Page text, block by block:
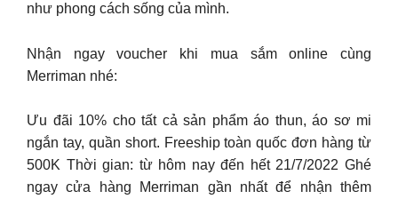
như phong cách sống của mình.
Nhận ngay voucher khi mua sắm online cùng
Merriman nhé:
Ưu đãi 10% cho tất cả sản phẩm áo thun, áo sơ mi
ngắn tay, quần short. Freeship toàn quốc đơn hàng từ
500K Thời gian: từ hôm nay đến hết 21/7/2022 Ghé
ngay cửa hàng Merriman gần nhất để nhận thêm